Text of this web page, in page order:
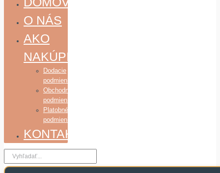
O NÁS
AKO
NAKÚPIŤ
Dodacie
podmienky
Obchodné
podmienky
Platobné
podmienky
KONTAKT
Search
...